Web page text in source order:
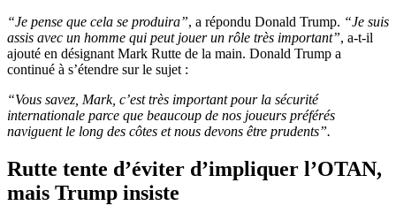
“Je pense que cela se produira”, a répondu Donald Trump. “Je suis
assis avec un homme qui peut jouer un rôle très important”, a-t-il
ajouté en désignant Mark Rutte de la main. Donald Trump a
continué à s’étendre sur le sujet :
“Vous savez, Mark, c’est très important pour la sécurité
internationale parce que beaucoup de nos joueurs préférés
naviguent le long des côtes et nous devons être prudents”.
Rutte tente d’éviter d’impliquer l’OTAN,
mais Trump insiste